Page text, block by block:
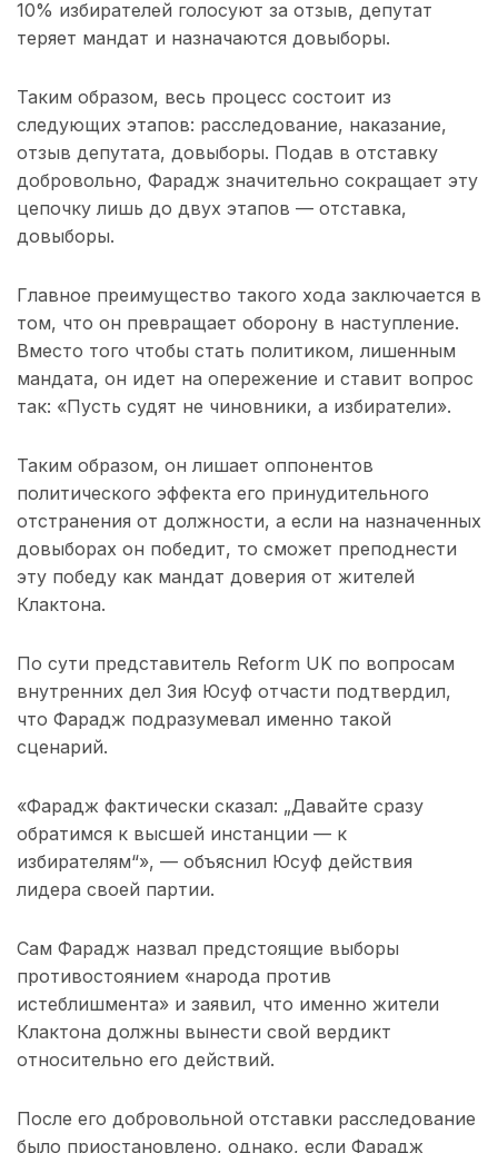
10% избирателей голосуют за отзыв, депутат
теряет мандат и назначаются довыборы.
Таким образом, весь процесс состоит из
следующих этапов: расследование, наказание,
отзыв депутата, довыборы. Подав в отставку
добровольно, Фарадж значительно сокращает эту
цепочку лишь до двух этапов — отставка,
довыборы.
Главное преимущество такого хода заключается в
том, что он превращает оборону в наступление.
Вместо того чтобы стать политиком, лишенным
мандата, он идет на опережение и ставит вопрос
так: «Пусть судят не чиновники, а избиратели».
Таким образом, он лишает оппонентов
политического эффекта его принудительного
отстранения от должности, а если на назначенных
довыборах он победит, то сможет преподнести
эту победу как мандат доверия от жителей
Клактона.
По сути представитель Reform UK по вопросам
внутренних дел Зия Юсуф отчасти подтвердил,
что Фарадж подразумевал именно такой
сценарий.
«Фарадж фактически сказал: „Давайте сразу
обратимся к высшей инстанции — к
избирателям“», — объяснил Юсуф действия
лидера своей партии.
Сам Фарадж назвал предстоящие выборы
противостоянием «народа против
истеблишмента» и заявил, что именно жители
Клактона должны вынести свой вердикт
относительно его действий.
После его добровольной отставки расследование
было приостановлено, однако, если Фарадж